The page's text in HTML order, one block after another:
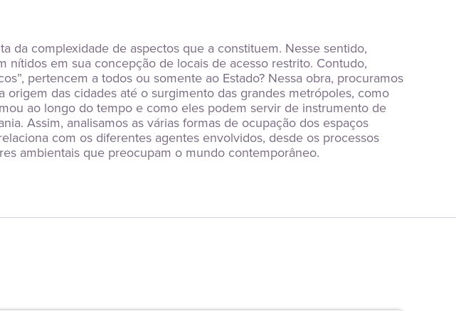
da complexidade de aspectos que a constituem. Nesse sentido,
nítidos em sua concepção de locais de acesso restrito. Contudo,
pertencem a todos ou somente ao Estado? Nessa obra, procuramos
das cidades até o surgimento das grandes metrópoles, como
ao longo do tempo e como eles podem servir de instrumento de
Assim, analisamos as várias formas de ocupação dos espaços
com os diferentes agentes envolvidos, desde os processos
ambientais que preocupam o mundo contemporâneo.